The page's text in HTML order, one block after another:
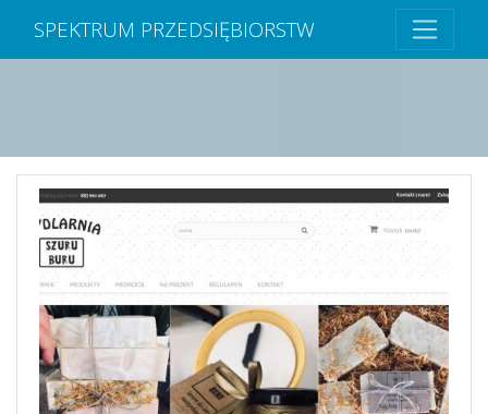
SPEKTRUM PRZEDSIĘBIORSTW